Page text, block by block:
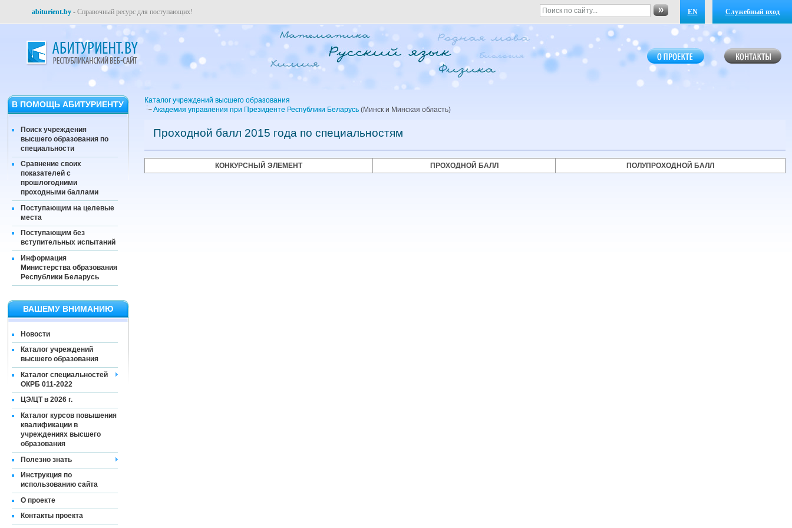
EN Служебный вход
abiturient.by - Справочный ресурс для поступающих!
В ПОМОЩЬ АБИТУРИЕНТУ
Поиск учреждения
высшего образования по
специальности
Сравнение своих
показателей с
прошлогодними
проходными баллами
Поступающим на целевые
места
Поступающим без
вступительных испытаний
Информация
Министерства образования
Республики Беларусь
ВАШЕМУ ВНИМАНИЮ
Новости
Каталог учреждений
высшего образования
Каталог специальностей
ОКРБ 011-2022
ЦЭ/ЦТ в 2026 г.
Каталог курсов повышения
квалификации в
учреждениях высшего
образования
Полезно знать
Инструкция по
использованию сайта
О проекте
Контакты проекта
Каталог учреждений высшего образования
Академия управления при Президенте Республики Беларусь (Минск и Минская область)
Проходной балл 2015 года по специальностям
КОНКУРСНЫЙ ЭЛЕМЕНТ ПРОХОДНОЙ БАЛЛ ПОЛУПРОХОДНОЙ БАЛЛ